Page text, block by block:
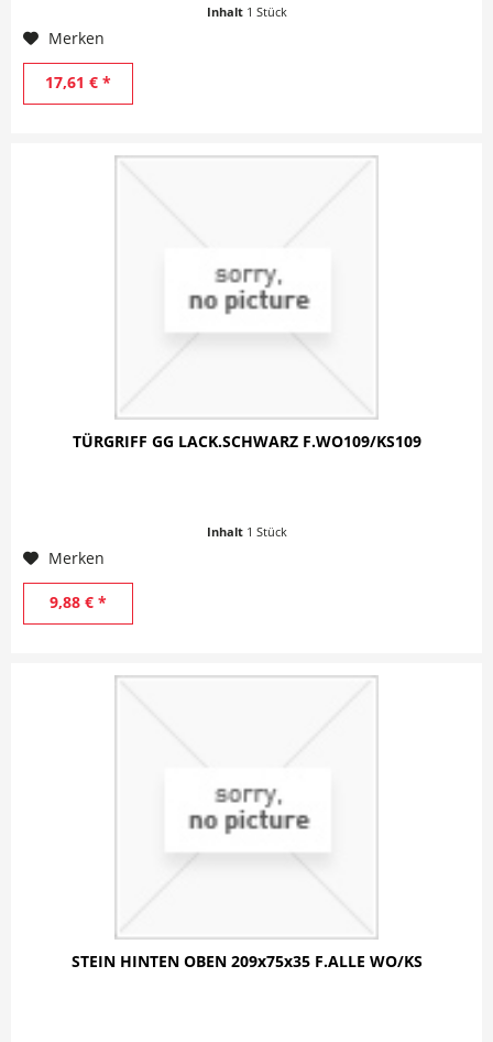
Inhalt 1 Stück
Merken
17,61 € *
TÜRGRIFF GG LACK.SCHWARZ F.WO109/KS109
Inhalt 1 Stück
Merken
9,88 € *
STEIN HINTEN OBEN 209x75x35 F.ALLE WO/KS